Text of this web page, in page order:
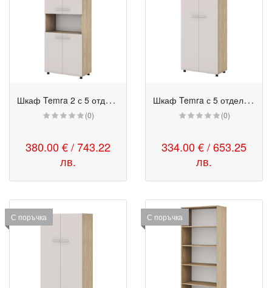
Ш
каф Temra 2 с 5 отделения с врати и открита част
(0)
380.00 € / 743.22
лв.
Ш
каф Temra с 5 отделения с цели врати
(0)
334.00 € / 653.25
лв.
С поръчка С поръчка